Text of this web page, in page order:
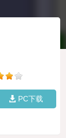
PC下载